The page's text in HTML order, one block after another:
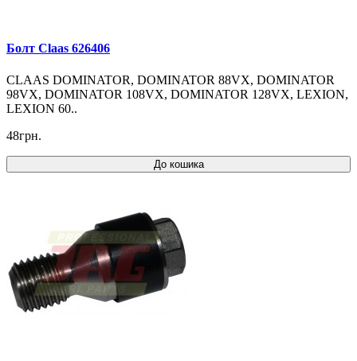
Болт Claas 626406
CLAAS DOMINATOR, DOMINATOR 88VX, DOMINATOR
98VX, DOMINATOR 108VX, DOMINATOR 128VX, LEXION,
LEXION 60..
48грн.
До кошика